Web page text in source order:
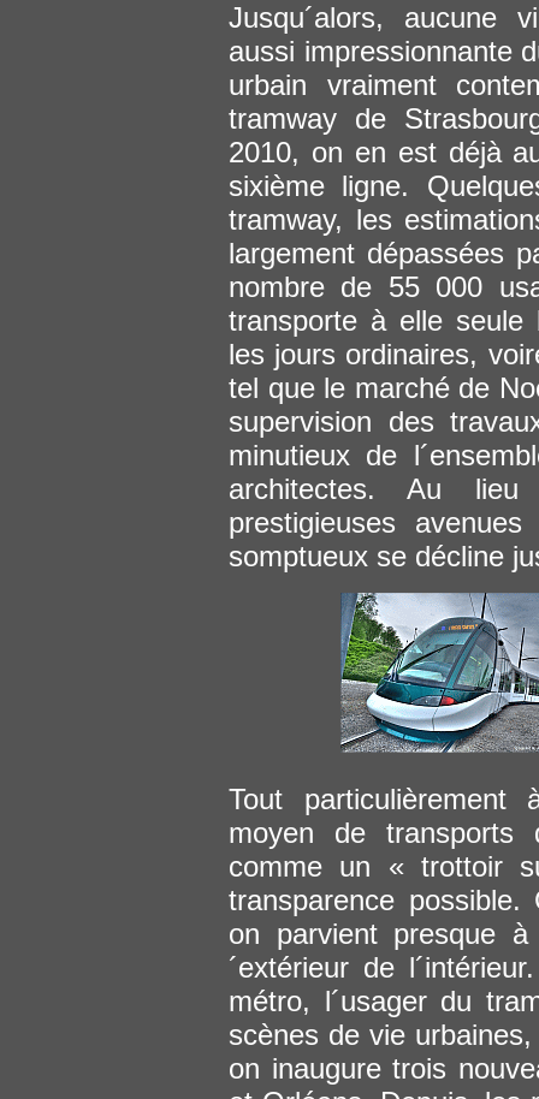
Jusqu´alors, aucune
aussi impressionnante
urbain vraiment
tramway de
2010, on en est déjà
sixième ligne.
tramway, les
largement dépassées
nombre de 55 000
transporte à elle
les jours ordinaires,
tel que le marché de
supervision des
minutieux de
architectes. Au
prestigieuses
somptueux se décline
Tout
moyen de transports
comme un « trottoir
transparence
on parvient presque
´extérieur de
métro, l´usager du
scènes de vie
on inaugure trois